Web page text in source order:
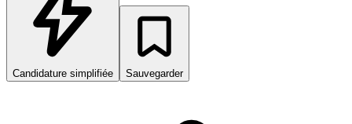
Candidature simplifiée Sauvegarder